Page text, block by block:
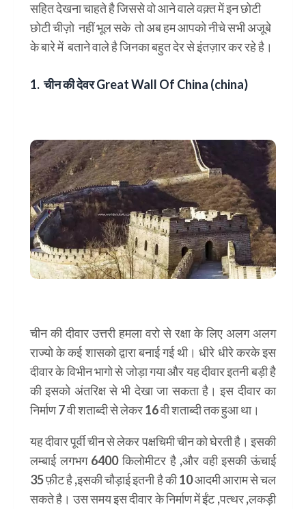
सहित देखना चाहते है जिससे वो आने वाले वक़्त में इन छोटी
छोटी चीज़ो नहीं भूल सके तो अब हम आपको नीचे सभी अजूबे
के बारे में बताने वाले है जिनका बहुत देर से इंतज़ार कर रहे है।
1. चीन की देवरGreat Wall Of China (china)
चीन की दीवार उत्तरी हमला वरो से रक्षा के लिए अलग अलग
राज्यो के कई शासको द्वारा बनाई गई थी। धीरे धीरे करके इस
दीवार के विभीन भागो से जोड़ा गया और यह दीवार इतनी बड़ी है
की इसको अंतरिक्ष से भी देखा जा सकता है। इस दीवार का
निर्माण 7 वी शताब्दी से लेकर 16 वी शताब्दी तक हुआ था।
यह दीवार पूर्वी चीन से लेकर पक्षचिमी चीन को घेरती है। इसकी
लम्बाई लगभग 6400 किलोमीटर है ,और वही इसकी ऊंचाई
35 फ़ीट है ,इसकी चौड़ाई इतनी है की 10 आदमी आराम से चल
सकते है। उस समय इस दीवार के निर्माण में ईंट ,पत्थर ,लकड़ी